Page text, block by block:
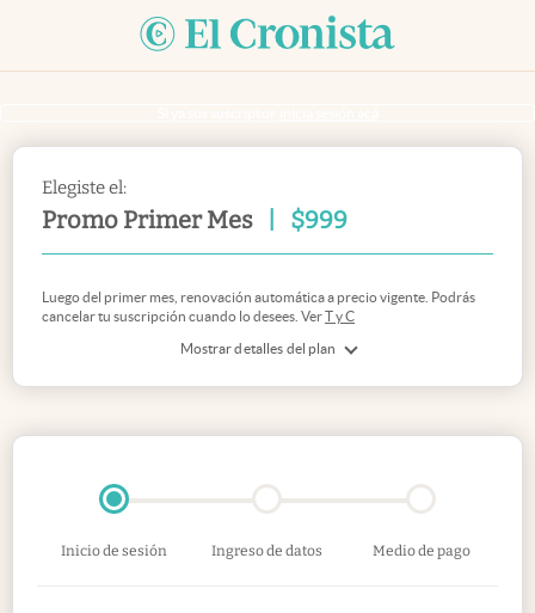
Elegiste el:
Promo Primer Mes $999
Mostrar detalles del plan
Luego del primer mes, renovación automática a precio vigente. Podrás
cancelar tu suscripción cuando lo desees. VerT y C
Inicio de sesión Ingreso de datos Medio de pago